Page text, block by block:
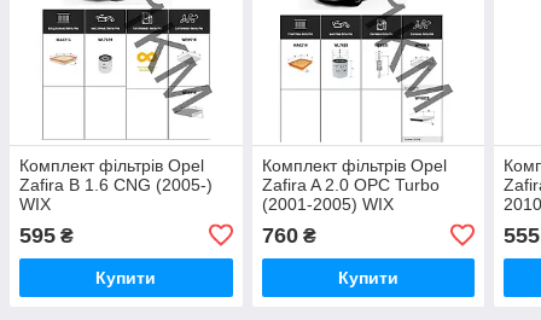
Комплект фільтрів Opel
Zafira B 1.6 CNG (2005-)
WIX
595 ₴
Купити
Комплект фільтрів Opel
Zafira A 2.0 OPC Turbo
(2001-2005) WIX
760₴
Купити
555